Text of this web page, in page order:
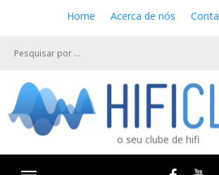
e
Home Acerca de nós
o seu clube de hifi